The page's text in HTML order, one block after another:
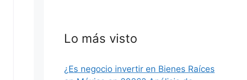
Lo más visto
¿Es negocio invertir en Bienes Raíces